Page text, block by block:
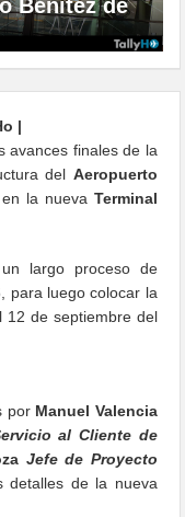
Benítez de
|
avances finales de la
del Aeropuerto
la nueva Terminal
largo proceso de
para luego colocar la
12 de septiembre del
por Manuel Valencia
al Cliente de
Jefe de Proyecto
detalles de la nueva